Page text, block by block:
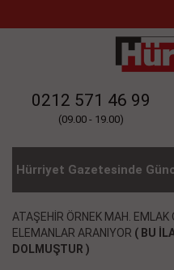
0212 571 46 99
(09.00 - 19.00)
Hürriyet Gazetesinde
ATAŞEHİR ÖRNEK MAH. EMLAK
ELEMANLAR ARANIYOR ( BU
DOLMUŞTUR )